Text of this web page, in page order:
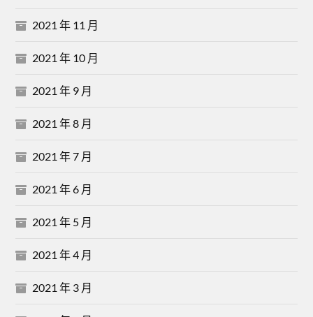
2021 年 11 月
2021 年 10 月
2021 年 9 月
2021 年 8 月
2021 年 7 月
2021 年 6 月
2021 年 5 月
2021 年 4 月
2021 年 3 月